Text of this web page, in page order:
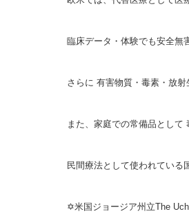
臨床データ・体験でも安全無
さらに 有害物質・毒素・放射
また、家庭での常備品として
民間療法として使われている
✡米国ジョージア州立The